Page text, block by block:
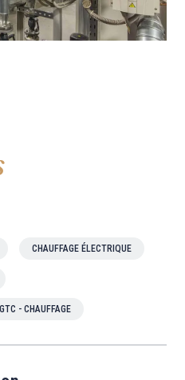
CHAUFFAGE ÉLECTRIQUE
- CHAUFFAGE